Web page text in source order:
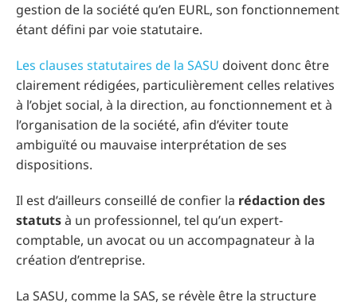
gestion de la société qu’en EURL, son fonctionnement
étant défini par voie statutaire.
Les clauses statutaires de la SASU doivent donc être
clairement rédigées, particulièrement celles relatives
à l’objet social, à la direction, au fonctionnement et à
l’organisation de la société, afin d’éviter toute
ambiguïté ou mauvaise interprétation de ses
dispositions.
Il est d’ailleurs conseillé de confier la rédaction des
statutsà un professionnel, tel qu’un expert-
comptable, un avocat ou un accompagnateur à la
création d’entreprise.
La SASU, comme la SAS, se révèle être la structure